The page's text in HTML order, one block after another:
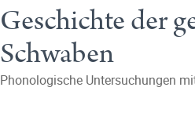
Geschichte der
Schwaben
Phonologische Untersuchungen